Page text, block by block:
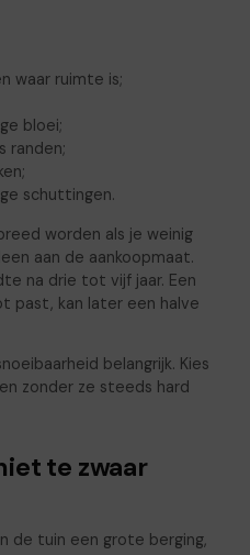
waar ruimte is;
bloei;
randen;
schuttingen.
worden als je weinig
aan de aankoopmaat.
na drie tot vijf jaar. Een
past, kan later een halve
belangrijk. Kies
zonder ze steeds hard
te zwaar
de tuin een grote berging,